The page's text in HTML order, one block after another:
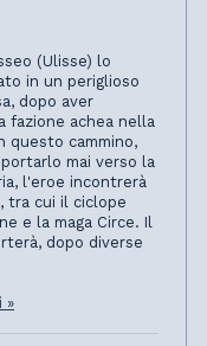
(Ulisse) lo
in un periglioso
dopo aver
fazione achea nella
questo cammino,
mai verso la
l'eroe incontrerà
tra cui il ciclope
e la maga Circe. Il
dopo diverse
»